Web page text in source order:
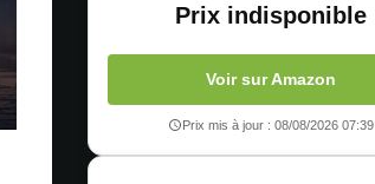
Prix indisponible
Voir sur Amazon
Prix mis à jour : 08/08/2026 07:39